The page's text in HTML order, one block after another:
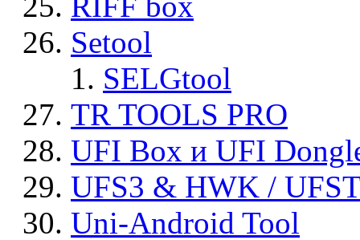
Setool
SELGtool
TR TOOLS PRO
UFI Box и UFI
UFS3 & HWK /
Uni-Android Tool